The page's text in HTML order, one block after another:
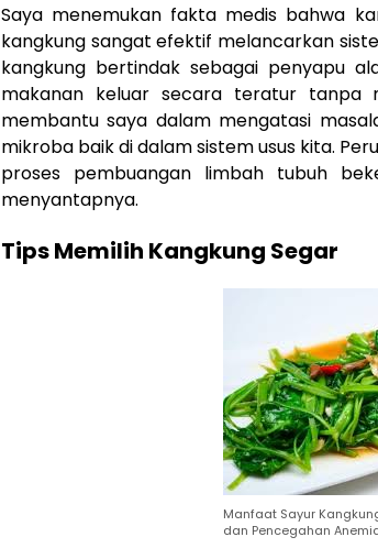
Saya menemukan fakta medis bahwa
kangkung sangat efektif melancarkan
kangkung bertindak sebagai penyapu
makanan keluar secara teratur tanpa
membantu saya dalam mengatasi
mikroba baik di dalam sistem usus kita.
proses pembuangan limbah tubuh
menyantapnya.
Tips Memilih Kangkung Segar
Manfaat Sayur
dan Pencegahan